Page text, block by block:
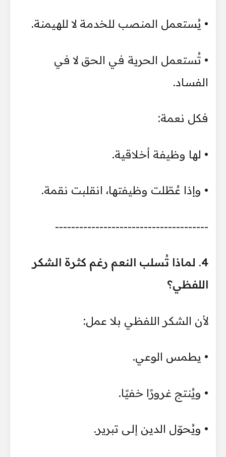
• يُستعمل المنصب للخدمة لا للهيمنة.
• تُستعمل الحرية في الحق لا في
الفساد.
فكل نعمة:
• لها وظيفة أخلاقية.
• وإذا عُطّلت وظيفتها، انقلبت نقمة.
--------------------------------------
4. لماذا تُسلب النعم رغم كثرة الشكر
اللفظي؟
لأن الشكر اللفظي بلا عمل:
• يطمس الوعي.
• ويُنتج غرورًا خفيًا.
• ويُحوّل الدين إلى تبرير.